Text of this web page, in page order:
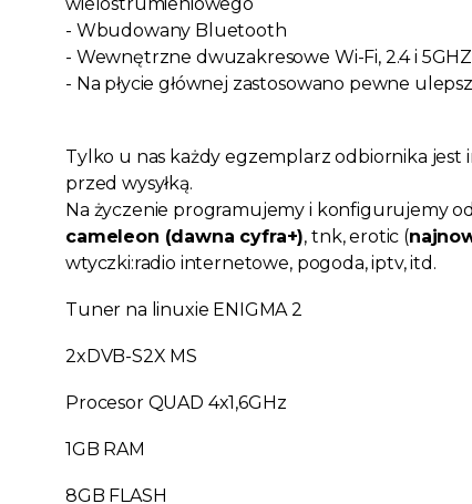
- Wbudowany Bluetooth
- Wewnętrzne dwuzakresowe Wi-Fi, 2.4 i
- Na płycie głównej zastosowano pewne
Tylko u nas każdy egzemplarz odbiornika
przed wysyłką.
Na życzenie programujemy i konfigurujemy
cameleon (dawna cyfra+), tnk, erotic (
wtyczki:radio internetowe, pogoda, iptv, itd.
Tuner na linuxie ENIGMA 2
2xDVB-S2X MS
Procesor QUAD 4x1,6GHz
1GB RAM
8GB FLASH